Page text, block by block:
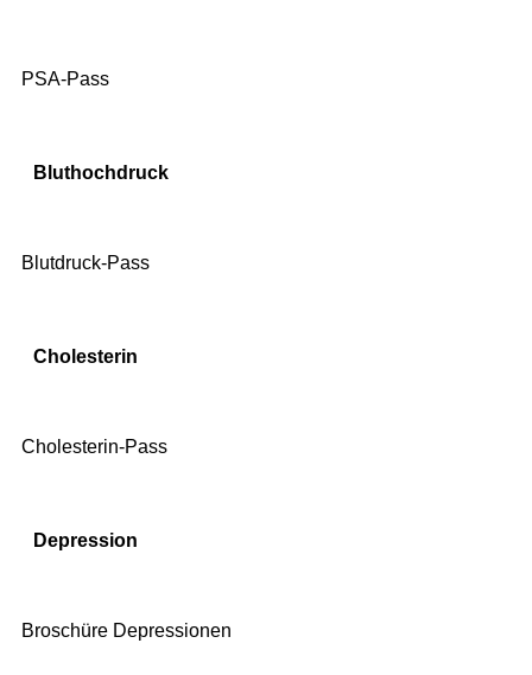
PSA-Pass
Bluthochdruck
Blutdruck-Pass
Cholesterin
Cholesterin-Pass
Depression
Broschüre Depressionen